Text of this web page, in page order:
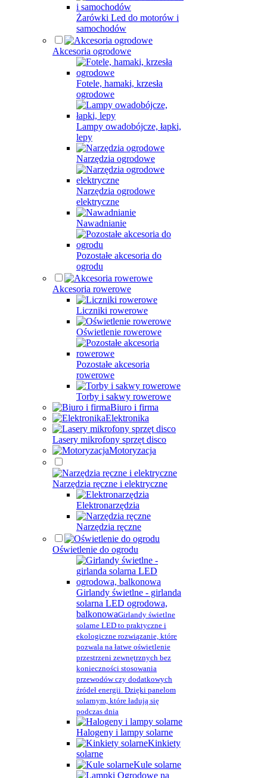
Żarówki Led do motorów i
samochodów
Akcesoria ogrodowe
Fotele, hamaki, krzesła
ogrodowe
Lampy owadobójcze, łapki,
lepy
Narzędzia ogrodowe
Narzędzia ogrodowe
elektryczne
Nawadnianie
Pozostałe akcesoria do
ogrodu
Akcesoria rowerowe
Liczniki rowerowe
Oświetlenie rowerowe
Pozostałe akcesoria
rowerowe
Torby i sakwy rowerowe
Biuro i firma
Elektronika
Lasery mikrofony sprzęt disco
Motoryzacja
Narzędzia ręczne i elektryczne
Elektronarzędzia
Narzędzia ręczne
Oświetlenie do ogrodu
Girlandy świetlne - girlanda
solarna LED ogrodowa,
balkonowaGirlandy świetlne
solarne LED to praktyczne i
ekologiczne rozwiązanie, które
pozwala na łatwe oświetlenie
przestrzeni zewnętrznych bez
konieczności stosowania
przewodów czy dodatkowych
źródeł energii. Dzięki panelom
solarnym, które ładują się
podczas dnia
Halogeny i lampy solarne
Kinkiety
solarne
Kule solarne